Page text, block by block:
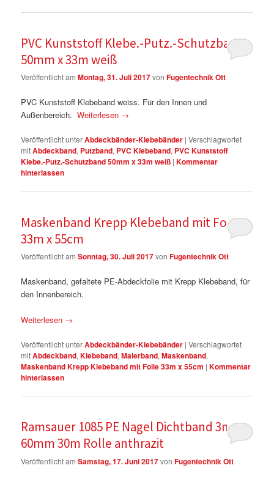
PVC Kunststoff Klebe.-Putz.-Schutzband
50mm x 33m weiß
Veröffentlicht amMontag, 31. Juli 2017vonFugentechnik Ott
PVC Kunststoff Klebeband weiss. Für den Innen und
Außenbereich.Weiterlesen →
Veröffentlicht unterAbdeckbänder-Klebebänder |Verschlagwortet
mitAbdeckband, Putzband, PVC Klebeband, PVC Kunststoff
Klebe.-Putz.-Schutzband 50mm x 33m weiß |Kommentar
hinterlassen
Maskenband Krepp Klebeband mit Folie
33m x 55cm
Veröffentlicht amSonntag, 30. Juli 2017vonFugentechnik Ott
Maskenband, gefaltete PE-Abdeckfolie mit Krepp Klebeband, für
den Innenbereich.
Weiterlesen →
Veröffentlicht unterAbdeckbänder-Klebebänder |Verschlagwortet
mitAbdeckband,Klebeband,Malerband,Maskenband,
Maskenband Krepp Klebeband mit Folie 33m x 55cm |Kommentar
hinterlassen
Ramsauer 1085 PE Nagel Dichtband 3mm x
60mm 30m Rolle anthrazit
Veröffentlicht amSamstag, 17. Juni 2017vonFugentechnik Ott